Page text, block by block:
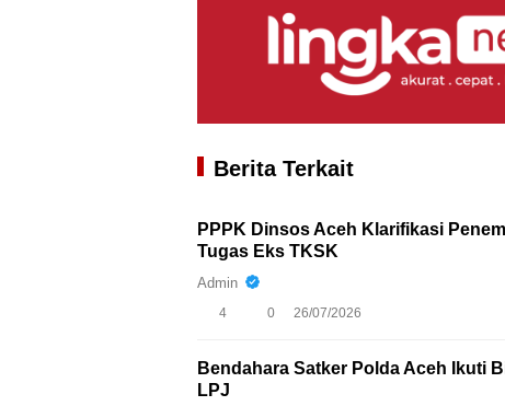
Berita Terkait
PPPK Dinsos Aceh Klarifikasi
Tugas Eks TKSK
Admin
4 0 26/07/2026
Bendahara Satker Polda Aceh Ikuti
LPJ